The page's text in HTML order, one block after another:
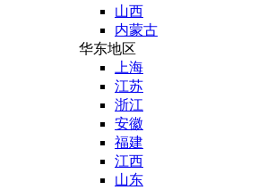
山西
内蒙古
华东地区
上海
江苏
浙江
安徽
福建
江西
山东